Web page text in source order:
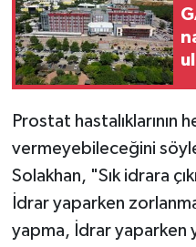
Prostat hastalıklarının
vermeyebileceğini
Solakhan, "Sık idrara
İdrar yaparken
yapma, İdrar yaparken